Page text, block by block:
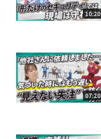
10:20
07:20